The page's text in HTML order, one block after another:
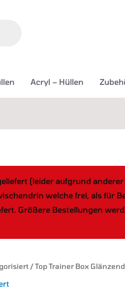
Acryl – Hüllen
(leider aufgrund anderer
welche frei, als für
Größere Bestellungen
/ Top Trainer Box